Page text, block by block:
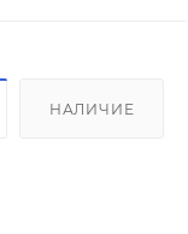
НАЛИЧИЕ